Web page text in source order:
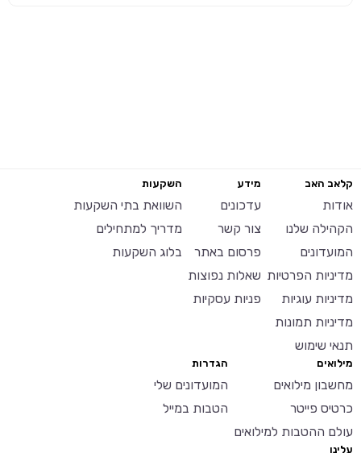
קלאב האב
אודות
הקהילה שלנו
המועדונים
מדיניות הפרטיות
מדיניות עוגיות
מדיניות תמונות
תנאי שימוש
מידע
עדכונים
צור קשר
פרסום באתר
שאלות נפוצות
פניות עסקיות
השקעות
השוואת בתי השקעות
מדריך למתחילים
בלוג השקעות
מילואים
מחשבון מילואים
כרטיס פייטר
עולם ההטבות למילואים
הגדרות
המועדונים שלי
הטבות במייל
עלינו